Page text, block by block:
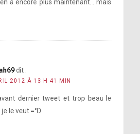
en a encore plus maintenant… mais
dit :
2012 À 13 H 41 MIN
dernier tweet et trop beau le
le veut =°D